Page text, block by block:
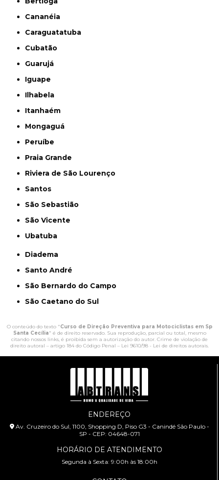
Cananéia
Caraguatatuba
Cubatão
Guarujá
Iguape
Ilhabela
Itanhaém
Mongaguá
Peruíbe
Praia Grande
Riviera de São Lourenço
Santos
São Sebastião
São Vicente
Ubatuba
Diadema
Santo André
São Bernardo do Campo
São Caetano do Sul
O conteúdo do texto "Curso de Direção Preventiva para Motociclistas em Sp
Santa Cecília" é de direito reservado. Sua reprodução, parcial ou total, mesmo
citando nossos links, é proibida sem a autorização do autor. Crime de violação de
direito autoral – artigo 184 do Código Penal – Lei 9610/98 - Lei de direitos autorais.
ENDEREÇO
Av. Cruzeiro do Sul, 1100, Shopping D, Piso G3 - Canindé São Paulo -
SP - CEP: 04648-071
HORÁRIO DE ATENDIMENTO
Segunda à Sexta: 9:00h às 18:00h